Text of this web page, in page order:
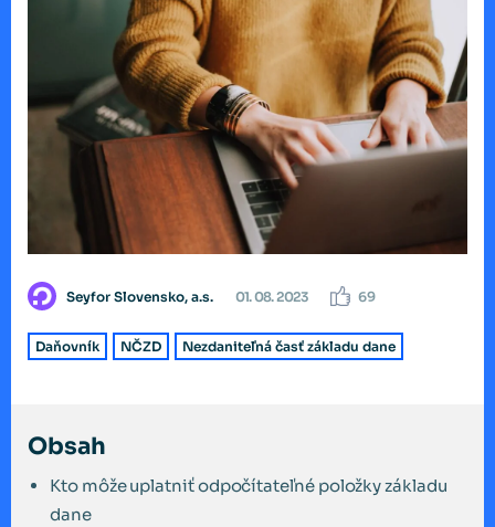
Seyfor Slovensko, a.s. 01. 08. 2023 69
Daňovník NČZD Nezdaniteľná časť základu dane
Obsah
Kto môže uplatniť odpočítateľné položky základu
dane